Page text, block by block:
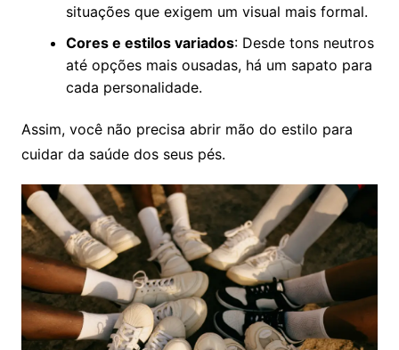
situações que exigem um visual mais formal.
Cores e estilos variados: Desde tons neutros
até opções mais ousadas, há um sapato para
cada personalidade.
Assim, você não precisa abrir mão do estilo para
cuidar da saúde dos seus pés.